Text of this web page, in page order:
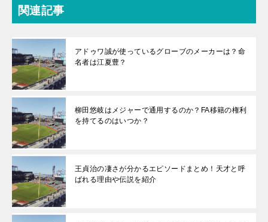
関連記事
アドゥワ誠が使っているグローブのメーカーは？命
名者は江夏豊？
柳田悠岐はメジャーで通用するのか？FA移籍の権利
を持てるのはいつか？
王貞治の凄さが分かるエピソードまとめ！天才と呼
ばれる理由や伝説を紹介